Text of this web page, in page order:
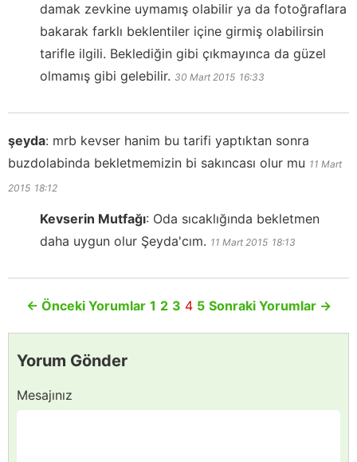
damak zevkine uymamış olabilir ya da fotoğraflara
bakarak farklı beklentiler içine girmiş olabilirsin
tarifle ilgili. Beklediğin gibi çıkmayınca da güzel
olmamış gibi gelebilir. 30 Mart 2015 16:33
şeyda: mrb kevser hanim bu tarifi yaptıktan sonra
buzdolabinda bekletmemizin bi sakıncası olur mu 11 Mart
2015 18:12
Kevserin Mutfağı: Oda sıcaklığında bekletmen
daha uygun olur Şeyda'cım. 11 Mart 2015 18:13
← Önceki Yorumlar 1 2 3 4 5 Sonraki Yorumlar →
Yorum Gönder
Mesajınız